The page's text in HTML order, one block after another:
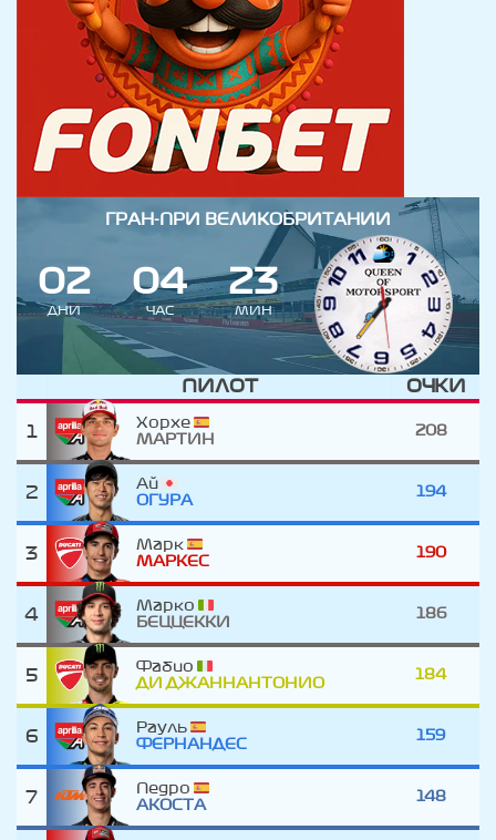
ГРАН-ПРИ ВЕЛИКОБРИТАНИИ
02
ДНИ
04
ЧАС
23
МИН
ПИЛОТ ОЧКИ
1
Хорхе
МАРТИН
208
2
Ай
ОГУРА
194
3
Марк
МАРКЕС
190
4
Марко
БЕЦЦЕККИ
186
5
Фабио
ДИ ДЖАННАНТОНИО
184
6
Рауль
ФЕРНАНДЕС
159
7
Педро
АКОСТА
148